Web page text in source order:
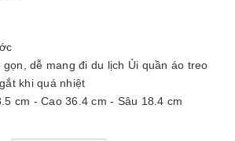
dễ mang đi du lịch Ủi quần áo treo
khi quá nhiệt
cm - Cao 36.4 cm - Sâu 18.4 cm